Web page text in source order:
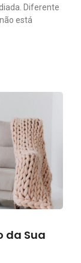
Diferente
está
da Sua